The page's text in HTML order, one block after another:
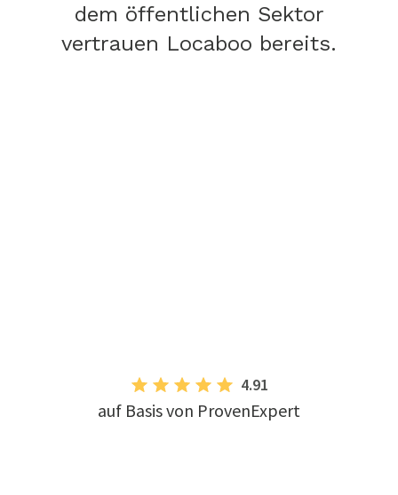
dem öffentlichen Sektor
vertrauen Locaboo bereits.
4.91
auf Basis von ProvenExpert